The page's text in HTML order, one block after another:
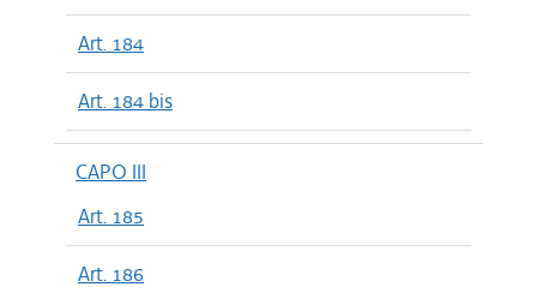
Art. 184
Art. 184 bis
CAPO III
Art. 185
Art. 186